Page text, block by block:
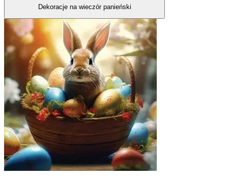
Dekoracje na wieczór panieński